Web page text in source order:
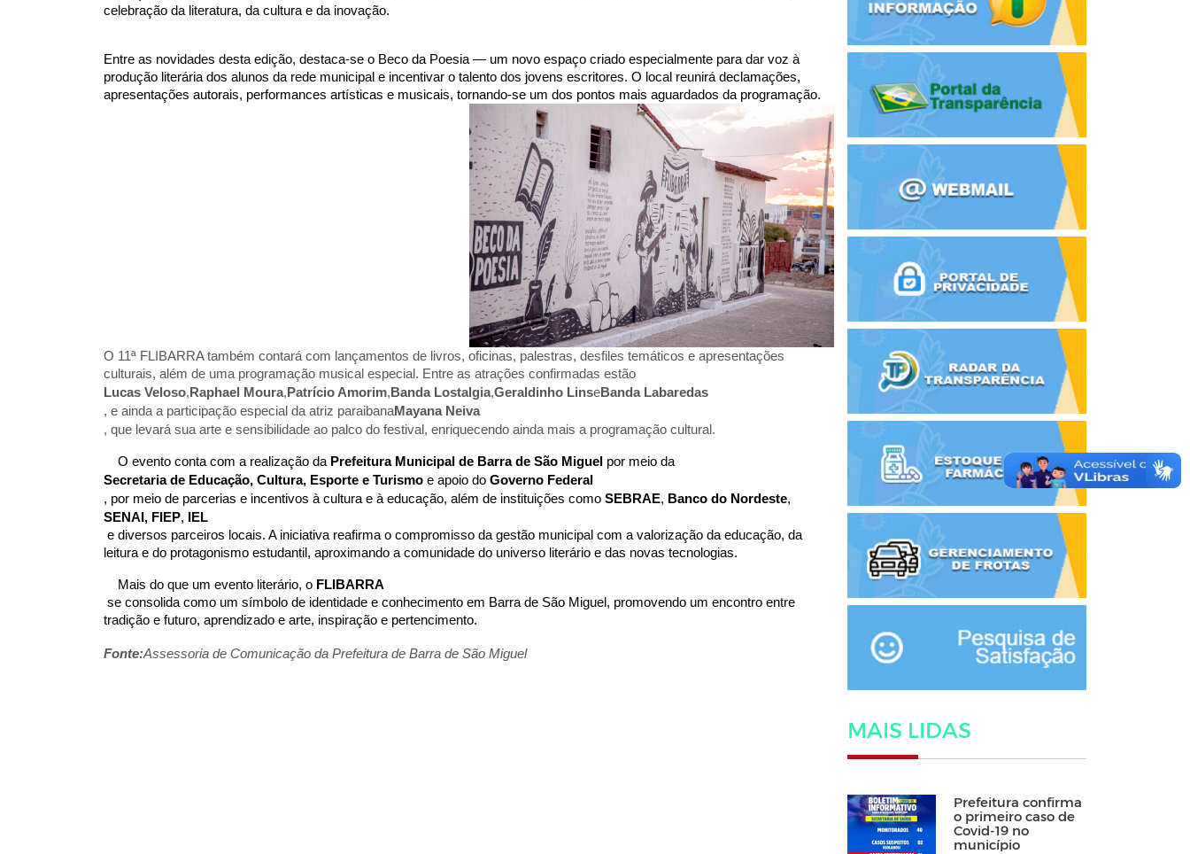
celebração da literatura, da cultura e da inovação.
Entre as novidades desta edição, destaca-se o Beco da Poesia — um novo espaço criado especialmente para dar voz à
produção literária dos alunos da rede municipal e incentivar o talento dos jovens escritores. O local reunirá declamações,
apresentações autorais, performances artísticas e musicais, tornando-se um dos pontos mais aguardados da programação.
O 11ª FLIBARRA também contará com lançamentos de livros, oficinas, palestras, desfiles temáticos e apresentações
culturais, além de uma programação musical especial. Entre as atrações confirmadas estão
Lucas Veloso, Raphael Moura, Patrício Amorim, Banda Lostalgia,Geraldinho LinseBanda Labaredas
, e ainda a participação especial da atriz paraibanaMayana Neiva
, que levará sua arte e sensibilidade ao palco do festival, enriquecendo ainda mais a programação cultural.
O evento conta com a realização da Prefeitura Municipal de Barra de São Miguel por meio da
Secretaria de Educação, Cultura, Esporte e Turismo e apoio do Governo Federal
, por meio de parcerias e incentivos à cultura e à educação, além de instituições como SEBRAE, Banco do Nordeste,
SENAI, FIEP,
IEL
leitura e do protagonismo estudantil, aproximando a comunidade do universo literário e das novas tecnologias.
Mais do que um evento literário, o FLIBARRA
tradição e futuro, aprendizado e arte, inspiração e pertencimento.
Fonte:Assessoria de Comunicação da Prefeitura de Barra de São Miguel
MAIS LIDAS
Prefeitura confirma
o primeiro caso de
Covid-19 no
município